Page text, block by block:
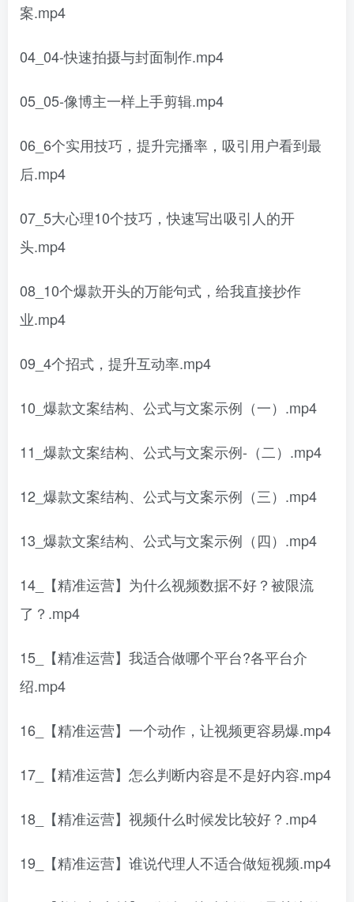
案.mp4
04_04-快速拍摄与封面制作.mp4
05_05-像博主一样上手剪辑.mp4
06_6个实用技巧，提升完播率，吸引用户看到最
后.mp4
07_5大心理10个技巧，快速写出吸引人的开
头.mp4
08_10个爆款开头的万能句式，给我直接抄作
业.mp4
09_4个招式，提升互动率.mp4
10_爆款文案结构、公式与文案示例（一）.mp4
11_爆款文案结构、公式与文案示例-（二）.mp4
12_爆款文案结构、公式与文案示例（三）.mp4
13_爆款文案结构、公式与文案示例（四）.mp4
14_【精准运营】为什么视频数据不好？被限流
了？.mp4
15_【精准运营】我适合做哪个平台?各平台介
绍.mp4
16_【精准运营】一个动作，让视频更容易爆.mp4
17_【精准运营】怎么判断内容是不是好内容.mp4
18_【精准运营】视频什么时候发比较好？.mp4
19_【精准运营】谁说代理人不适合做短视频.mp4